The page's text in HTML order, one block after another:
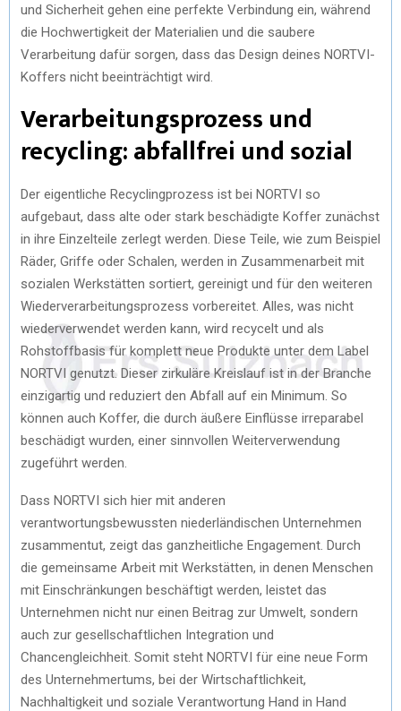
und Sicherheit gehen eine perfekte Verbindung ein, während
die Hochwertigkeit der Materialien und die saubere
Verarbeitung dafür sorgen, dass das Design deines NORTVI-
Koffers nicht beeinträchtigt wird.
Verarbeitungsprozess und
recycling: abfallfrei und sozial
Der eigentliche Recyclingprozess ist bei NORTVI so
aufgebaut, dass alte oder stark beschädigte Koffer zunächst
in ihre Einzelteile zerlegt werden. Diese Teile, wie zum Beispiel
Räder, Griffe oder Schalen, werden in Zusammenarbeit mit
sozialen Werkstätten sortiert, gereinigt und für den weiteren
Wiederverarbeitungsprozess vorbereitet. Alles, was nicht
wiederverwendet werden kann, wird recycelt und als
Rohstoffbasis für komplett neue Produkte unter dem Label
NORTVI genutzt. Dieser zirkuläre Kreislauf ist in der Branche
einzigartig und reduziert den Abfall auf ein Minimum. So
können auch Koffer, die durch äußere Einflüsse irreparabel
beschädigt wurden, einer sinnvollen Weiterverwendung
zugeführt werden.
Dass NORTVI sich hier mit anderen
verantwortungsbewussten niederländischen Unternehmen
zusammentut, zeigt das ganzheitliche Engagement. Durch
die gemeinsame Arbeit mit Werkstätten, in denen Menschen
mit Einschränkungen beschäftigt werden, leistet das
Unternehmen nicht nur einen Beitrag zur Umwelt, sondern
auch zur gesellschaftlichen Integration und
Chancengleichheit. Somit steht NORTVI für eine neue Form
des Unternehmertums, bei der Wirtschaftlichkeit,
Nachhaltigkeit und soziale Verantwortung Hand in Hand